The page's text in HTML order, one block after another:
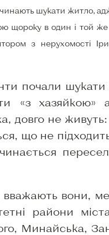
шукати житло,
щороку в один і той
з нерухомості
почали шукати
«з хазяйкою»
довго не живуть:
що не
вважають вони,
райони
Минайська,